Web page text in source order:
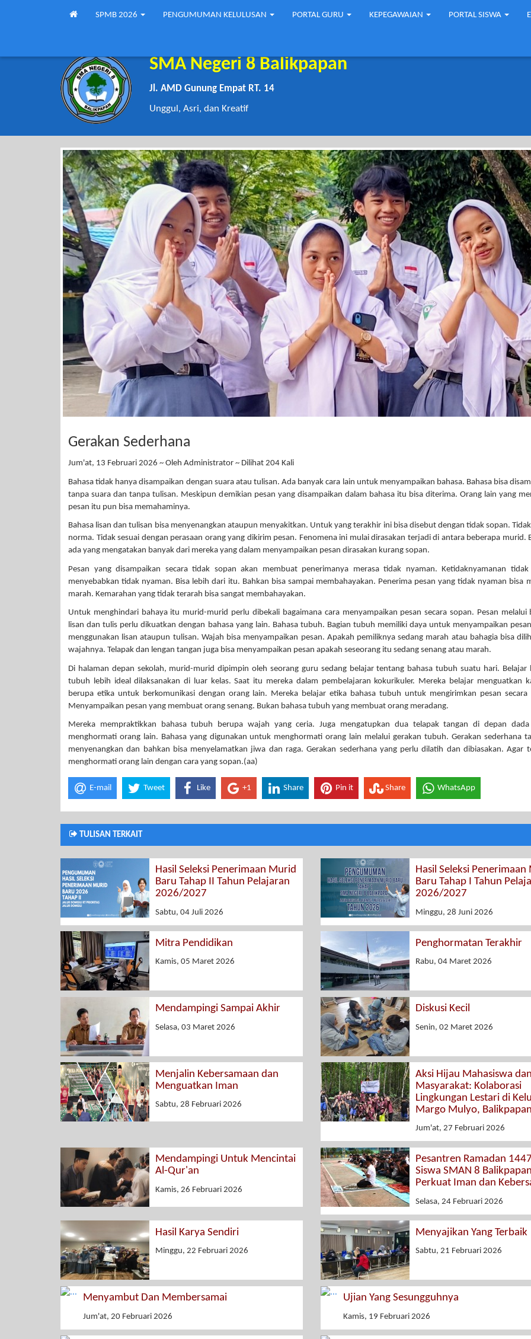
SPMB 2026 PENGUMUMAN KELULUSAN PORTAL GURU KEPEGAWAIAN PORTAL SISWA
SMA Negeri 8 Balikpapan
Jl. AMD Gunung Empat RT. 14
Unggul, Asri, dan Kreatif
Gerakan Sederhana
Jum'at, 13 Februari 2026 ~ Oleh Administrator ~ Dilihat 204 Kali
Bahasa tidak hanya disampaikan dengan suara atau tulisan. Ada banyak cara lain untuk menyampaikan bahasa. Bahasa bisa
tanpa suara dan tanpa tulisan. Meskipun demikian pesan yang disampaikan dalam bahasa itu bisa diterima. Orang lain yang
pesan itu pun bisa memahaminya.
Bahasa lisan dan tulisan bisa menyenangkan ataupun menyakitkan. Untuk yang terakhir ini bisa disebut dengan tidak sopan.
norma. Tidak sesuai dengan perasaan orang yang dikirim pesan. Fenomena ini mulai dirasakan terjadi di antara beberapa murid.
ada yang mengatakan banyak dari mereka yang dalam menyampaikan pesan dirasakan kurang sopan.
Pesan yang disampaikan secara tidak sopan akan membuat penerimanya merasa tidak nyaman. Ketidaknyamanan tidak
menyebabkan tidak nyaman. Bisa lebih dari itu. Bahkan bisa sampai membahayakan. Penerima pesan yang tidak nyaman bisa
marah. Kemarahan yang tidak terarah bisa sangat membahayakan.
Untuk menghindari bahaya itu murid-murid perlu dibekali bagaimana cara menyampaikan pesan secara sopan. Pesan melalui
lisan dan tulis perlu dikuatkan dengan bahasa yang lain. Bahasa tubuh. Bagian tubuh memiliki daya untuk menyampaikan
menggunakan lisan ataupun tulisan. Wajah bisa menyampaikan pesan. Apakah pemiliknya sedang marah atau bahagia bisa
wajahnya. Telapak dan lengan tangan juga bisa menyampaikan pesan apakah seseorang itu sedang senang atau marah.
Di halaman depan sekolah, murid-murid dipimpin oleh seorang guru sedang belajar tentang bahasa tubuh suatu hari. Belajar
tubuh lebih ideal dilaksanakan di luar kelas. Saat itu mereka dalam pembelajaran kokurikuler. Mereka belajar menguatkan
berupa etika untuk berkomunikasi dengan orang lain. Mereka belajar etika bahasa tubuh untuk mengirimkan pesan secara
Menyampaikan pesan yang membuat orang senang. Bukan bahasa tubuh yang membuat orang meradang.
Mereka mempraktikkan bahasa tubuh berupa wajah yang ceria. Juga mengatupkan dua telapak tangan di depan
menghormati orang lain. Bahasa yang digunakan untuk menghormati orang lain melalui gerakan tubuh. Gerakan sederhana
menyenangkan dan bahkan bisa menyelamatkan jiwa dan raga. Gerakan sederhana yang perlu dilatih dan dibiasakan. Agar
menghormati orang lain dengan cara yang sopan.(aa)
E-mail Tweet Like +1 Share Pin it Share WhatsApp
TULISAN TERKAIT
Hasil Seleksi Penerimaan Murid
Baru Tahap II Tahun Pelajaran
2026/2027
Sabtu, 04 Juli 2026
Hasil Seleksi Penerimaan
Baru Tahap I Tahun
2026/2027
Minggu, 28 Juni 2026
Mitra Pendidikan
Kamis, 05 Maret 2026
Penghormatan Terakhir
Rabu, 04 Maret 2026
Mendampingi Sampai Akhir
Selasa, 03 Maret 2026
Diskusi Kecil
Senin, 02 Maret 2026
Menjalin Kebersamaan dan
Menguatkan Iman
Sabtu, 28 Februari 2026
Aksi Hijau Mahasiswa dan
Masyarakat: Kolaborasi
Lingkungan Lestari di
Margo Mulyo, Balikpapan
Jum'at, 27 Februari 2026
Mendampingi Untuk Mencintai
Al-Qur'an
Kamis, 26 Februari 2026
Pesantren Ramadan
Siswa SMAN 8 Balikpapan
Perkuat Iman dan
Selasa, 24 Februari 2026
Hasil Karya Sendiri
Minggu, 22 Februari 2026
Menyajikan Yang Terbaik
Sabtu, 21 Februari 2026
Menyambut Dan Membersamai
Jum'at, 20 Februari 2026
Ujian Yang Sesungguhnya
Kamis, 19 Februari 2026